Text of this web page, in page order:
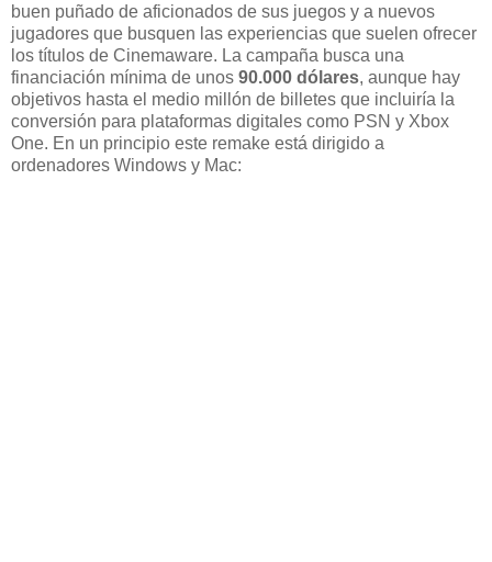
buen puñado de aficionados de sus juegos y a nuevos
jugadores que busquen las experiencias que suelen ofrecer
los títulos de Cinemaware. La campaña busca una
financiación mínima de unos 90.000 dólares, aunque hay
objetivos hasta el medio millón de billetes que incluiría la
conversión para plataformas digitales como PSN y Xbox
One. En un principio este remake está dirigido a
ordenadores Windows y Mac: